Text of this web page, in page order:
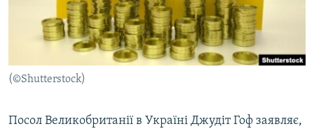
СПЕЦПРОЄКТИ
ПОДКАСТИ
КРИМ РЕАЛІЇ
УКР
(©Shutterstock)
Посол Великобританії в Україні Джудіт Гоф заявляє,